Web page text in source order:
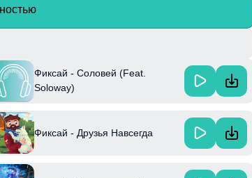
стилем, активно работает на российской
Фиксай - Соловей (Feat.
Soloway)
Фиксай - Друзья Навсегда